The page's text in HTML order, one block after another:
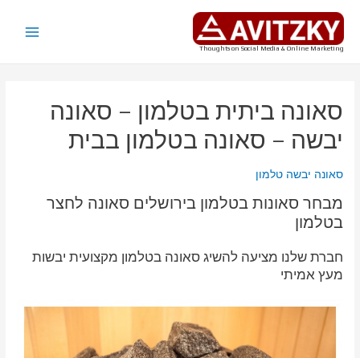
דילוג
לתוכן
Thoughts on Social Media & Online Marketing
סאונה ביתית בטלמון – סאונה
יבשה – סאונה בטלמון בבית
סאונה יבשה טלמון
מבחר סאונות בטלמון בירושלים סאונה לחצר
בטלמון
חברת שלנו מציעה להשיג סאונה בטלמון מקצועית יבשות
מעץ אמיתי